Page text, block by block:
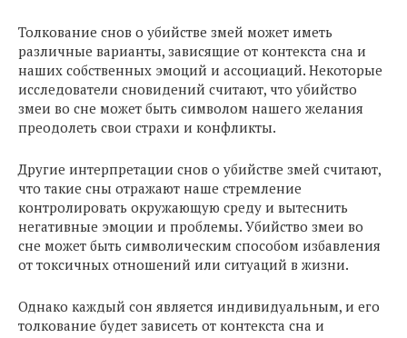
Толкование снов о убийстве змей может иметь
различные варианты, зависящие от контекста сна и
наших собственных эмоций и ассоциаций. Некоторые
исследователи сновидений считают, что убийство
змеи во сне может быть символом нашего желания
преодолеть свои страхи и конфликты.
Другие интерпретации снов о убийстве змей считают,
что такие сны отражают наше стремление
контролировать окружающую среду и вытеснить
негативные эмоции и проблемы. Убийство змеи во
сне может быть символическим способом избавления
от токсичных отношений или ситуаций в жизни.
Однако каждый сон является индивидуальным, и его
толкование будет зависеть от контекста сна и